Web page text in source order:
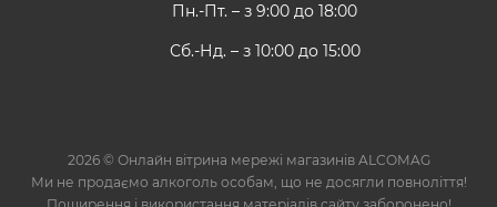
Пн.-Пт. – з 9:00 до 18:00
Сб.-Нд. – з 10:00 до 15:00
2026 © Онлайн вітрина мережі магазинів ALCOMAG
Ми не продаємо алкоголь особам, що не досягли повноліття!